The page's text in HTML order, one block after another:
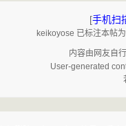
[手机扫
keikoyose 已标注本帖
内容由网友自
User-generated